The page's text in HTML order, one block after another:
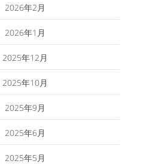
2026年2月
2026年1月
2025年12月
2025年10月
2025年9月
2025年6月
2025年5月